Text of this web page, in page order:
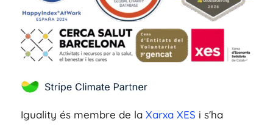
Iguality és membre de la Xarxa XES i s'ha